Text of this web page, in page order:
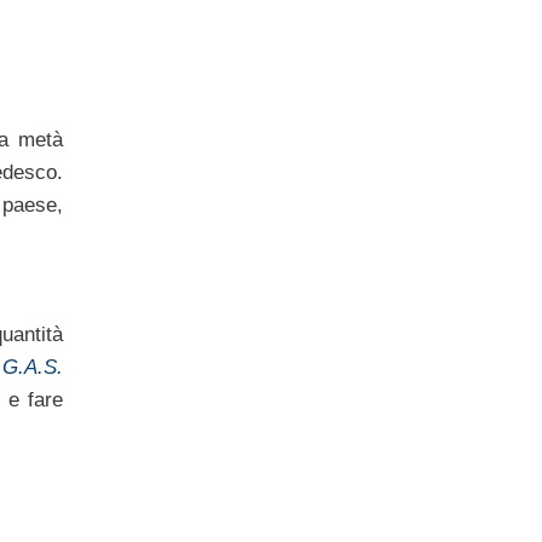
metà
G.A.S.
e fare